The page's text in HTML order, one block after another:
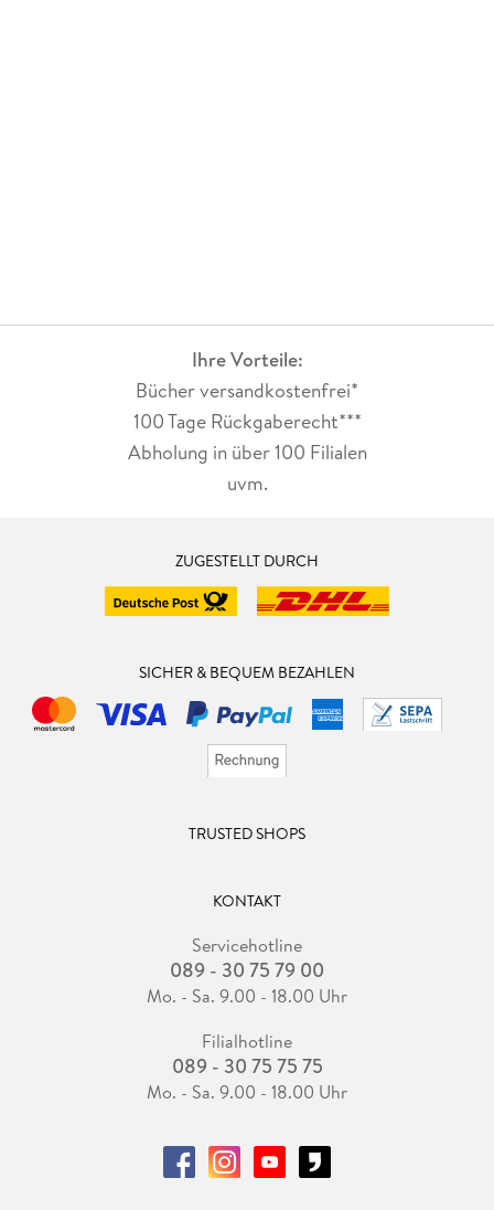
Ihre Vorteile:
Bücher versandkostenfrei*
100 Tage Rückgaberecht***
Abholung in über 100 Filialen
uvm.
ZUGESTELLT DURCH
SICHER & BEQUEM BEZAHLEN
TRUSTED SHOPS
KONTAKT
Servicehotline
089 - 30 75 79 00
Mo. - Sa. 9.00 - 18.00 Uhr
Filialhotline
089 - 30 75 75 75
Mo. - Sa. 9.00 - 18.00 Uhr